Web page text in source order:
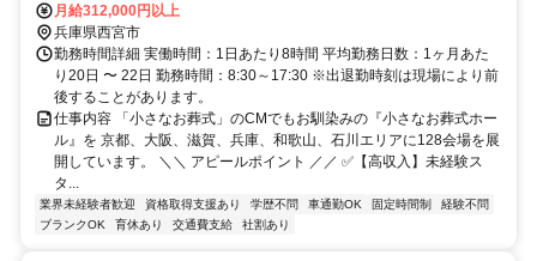
月給312,000円以上
兵庫県西宮市
勤務時間詳細 実働時間：1日あたり8時間 平均勤務日数：1ヶ月あた
り20日 〜 22日 勤務時間：8:30～17:30 ※出退勤時刻は現場により前
後することがあります。
仕事内容 「小さなお葬式」のCMでもお馴染みの『小さなお葬式ホー
ル』を 京都、大阪、滋賀、兵庫、和歌山、石川エリアに128会場を展
開しています。 ＼＼ アピールポイント ／／ ✅【高収入】未経験ス
タ...
業界未経験者歓迎 資格取得支援あり 学歴不問 車通勤OK 固定時間制
経験不問
ブランクOK
育休あり 交通費支給 社割あり